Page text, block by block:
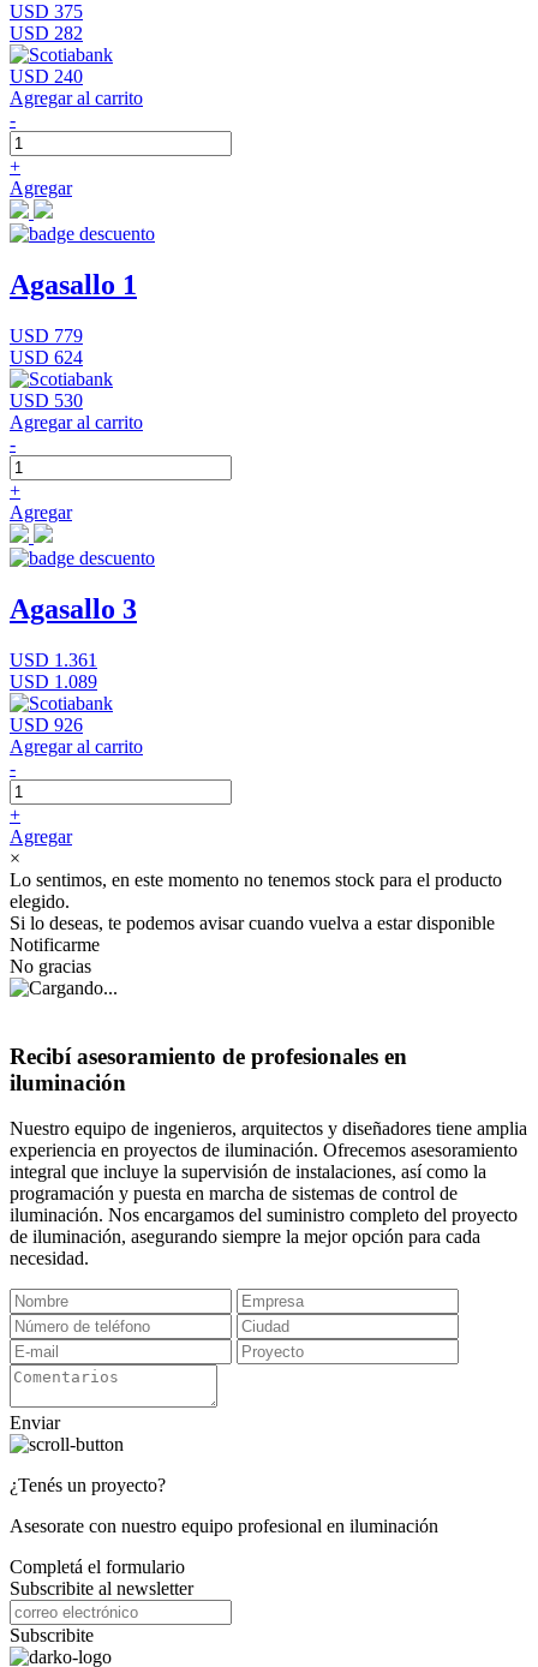
USD 375
USD 282
USD 240
Agregar al carrito
-
+
Agregar
Agasallo 1
USD 779
USD 624
USD 530
Agregar al carrito
-
+
Agregar
Agasallo 3
USD 1.361
USD 1.089
USD 926
Agregar al carrito
-
+
Agregar
×
Lo sentimos, en este momento no tenemos stock para el producto
elegido.
Si lo deseas, te podemos avisar cuando vuelva a estar disponible
Notificarme
No gracias
Recibí asesoramiento de profesionales en
iluminación
Nuestro equipo de ingenieros, arquitectos y diseñadores tiene amplia
experiencia en proyectos de iluminación. Ofrecemos asesoramiento
integral que incluye la supervisión de instalaciones, así como la
programación y puesta en marcha de sistemas de control de
iluminación. Nos encargamos del suministro completo del proyecto
de iluminación, asegurando siempre la mejor opción para cada
necesidad.
Enviar
¿Tenés un proyecto?
Asesorate con nuestro equipo profesional en iluminación
Completá el formulario
Subscribite al newsletter
Subscribite